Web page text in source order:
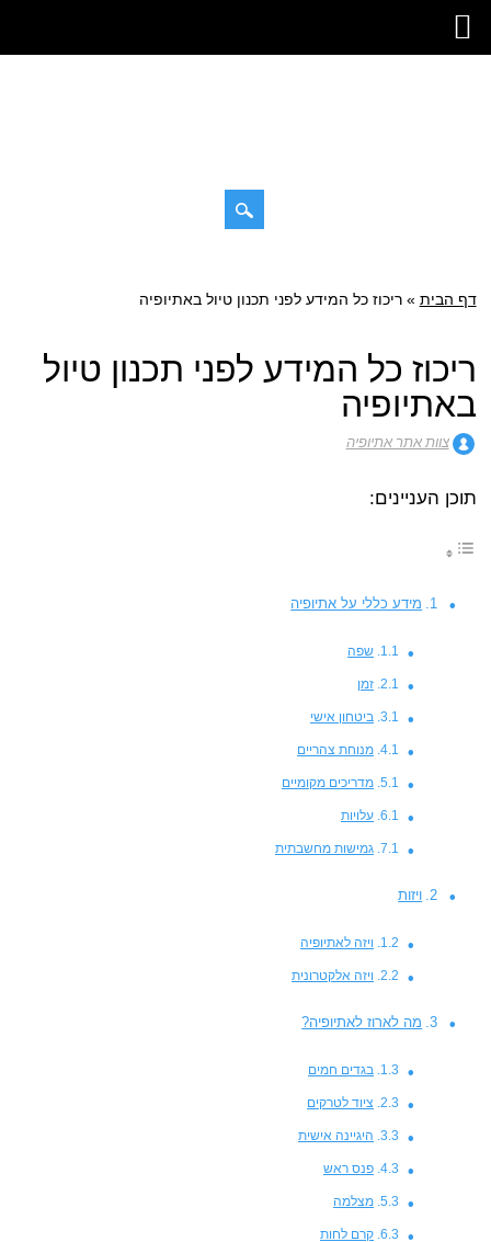
לתוכן
דף הבית »ריכוז כל המידע לפני תכנון טיול באתיופיה
ריכוז כל המידע לפני תכנון טיול
באתיופיה
צוות אתר אתיופיה
תוכן העניינים:
מידע כללי על אתיופיה
שפה
זמן
ביטחון אישי
מנוחת צהריים
מדריכים מקומיים
עלויות
גמישות מחשבתית
ויזות
ויזה לאתיופיה
ויזה אלקטרונית
מה לארוז לאתיופיה?
בגדים חמים
ציוד לטרקים
היגיינה אישית
פנס ראש
מצלמה
קרם לחות